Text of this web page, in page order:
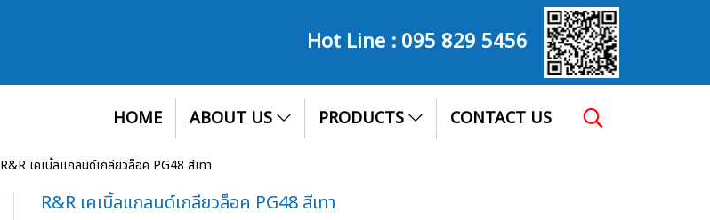
Hot Line :095 829 5456
HOME ABOUT US PRODUCTS CONTACT US
R&R เคเบิ้ลแกลนด์เกลียวล็อค PG48 สีเทา
R&R เคเบิ้ลแกลนด์เกลียวล็อค PG48 สีเทา